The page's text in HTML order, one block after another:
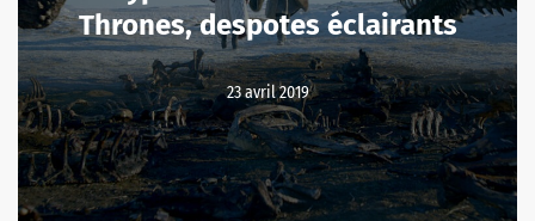
Thrones, despotes éclairants
23 avril 2019